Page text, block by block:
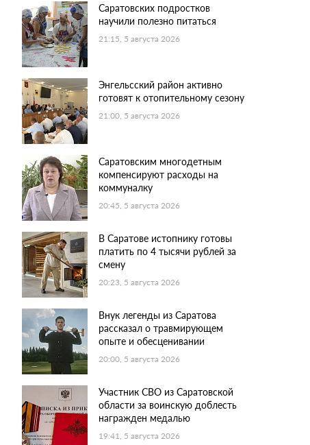
Саратовских подростков
научили полезно питаться
21:15, 5 августа 2026
Энгельсский район активно
готовят к отопительному сезону
21:00, 5 августа 2026
Саратовским многодетным
компенсируют расходы на
коммуналку
20:45, 5 августа 2026
В Саратове истопнику готовы
платить по 4 тысячи рублей за
смену
20:23, 5 августа 2026
Внук легенды из Саратова
рассказал о травмирующем
опыте и обесценивании
20:00, 5 августа 2026
Участник СВО из Саратовской
области за воинскую доблесть
награжден медалью
19:41, 5 августа 2026